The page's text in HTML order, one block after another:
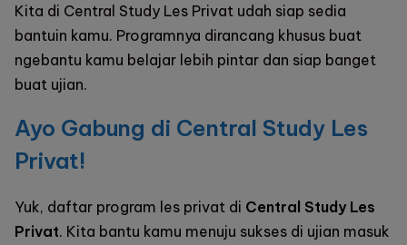
Kita di Central Study Les Privat udah siap sedia
bantuin kamu. Programnya dirancang khusus buat
ngebantu kamu belajar lebih pintar dan siap banget
buat ujian.
Ayo Gabung di Central Study Les
Privat!
Yuk, daftar program les privat di Central Study Les
Privat. Kita bantu kamu menuju sukses di ujian masuk